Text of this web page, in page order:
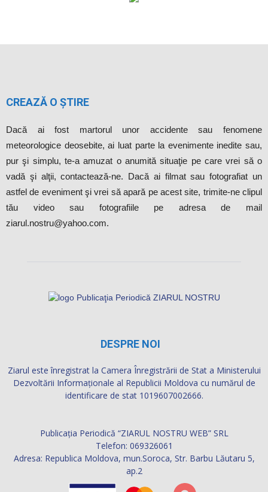
CREAZĂ O ȘTIRE
Dacă ai fost martorul unor accidente sau fenomene
meteorologice deosebite, ai luat parte la evenimente inedite sau,
pur şi simplu, te-a amuzat o anumită situaţie pe care vrei să o
vadă şi alţii, contactează-ne. Dacă ai filmat sau fotografiat un
astfel de eveniment şi vrei să apară pe acest site, trimite-ne clipul
tău video sau fotografiile pe adresa de mail
ziarul.nostru@yahoo.com.
DESPRE NOI
Ziarul este înregistrat la Camera Înregistrării de Stat a Ministerului
Dezvoltării Informaţionale al Republicii Moldova cu numărul de
identificare de stat 1019607002666.
Publicația Periodică “ZIARUL NOSTRU WEB” SRL
Telefon: 069326061
Adresa: Republica Moldova, mun.Soroca, Str. Barbu Lăutaru 5,
ap.2